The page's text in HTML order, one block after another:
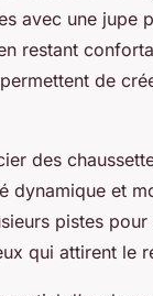
avec une jupe
restant
de
des
dynamique et
pistes
qui attirent le